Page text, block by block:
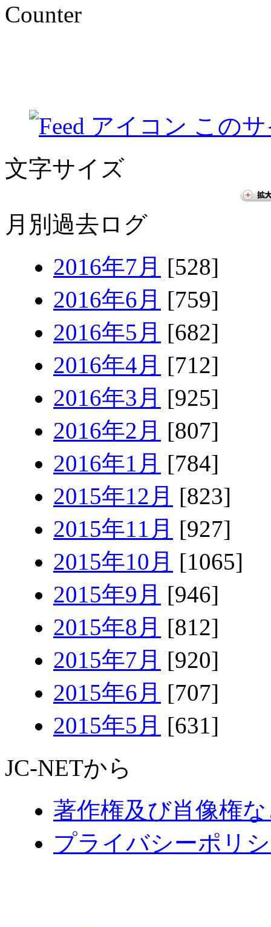
Counter
この
文字サイズ
月別過去ログ
2016年7月 [528]
2016年6月 [759]
2016年5月 [682]
2016年4月 [712]
2016年3月 [925]
2016年2月 [807]
2016年1月 [784]
2015年12月 [823]
2015年11月 [927]
2015年10月 [1065]
2015年9月 [946]
2015年8月 [812]
2015年7月 [920]
2015年6月 [707]
2015年5月 [631]
JC-NETから
著作権及び肖像権
プライバシーポリ